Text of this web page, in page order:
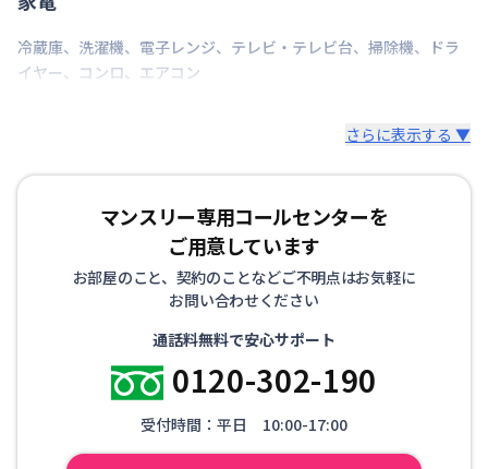
冷蔵庫、 洗濯機、 電子レンジ、 テレビ・テレビ台、 掃除機、
ドラ
イヤー、 コンロ、 エアコン
さらに表示する ▼
マンスリー専用コールセンターを
ご用意しています
お部屋のこと、契約のことなどご不明点はお気軽に
お問い合わせください
通話料無料で安心サポート
0120-302-190
受付時間：平日 10:00-17:00